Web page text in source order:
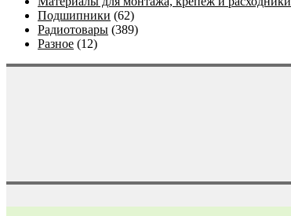
Подшипники (62)
Радиотовары (389)
Разное (12)